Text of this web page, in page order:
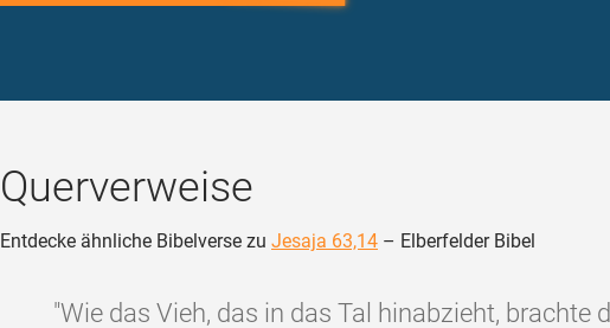
Querverweise
Entdecke ähnliche Bibelverse zu Jesaja 63,14 – Elberfelder Bibel
"Wie das Vieh, das in das Tal hinabzieht, brachte